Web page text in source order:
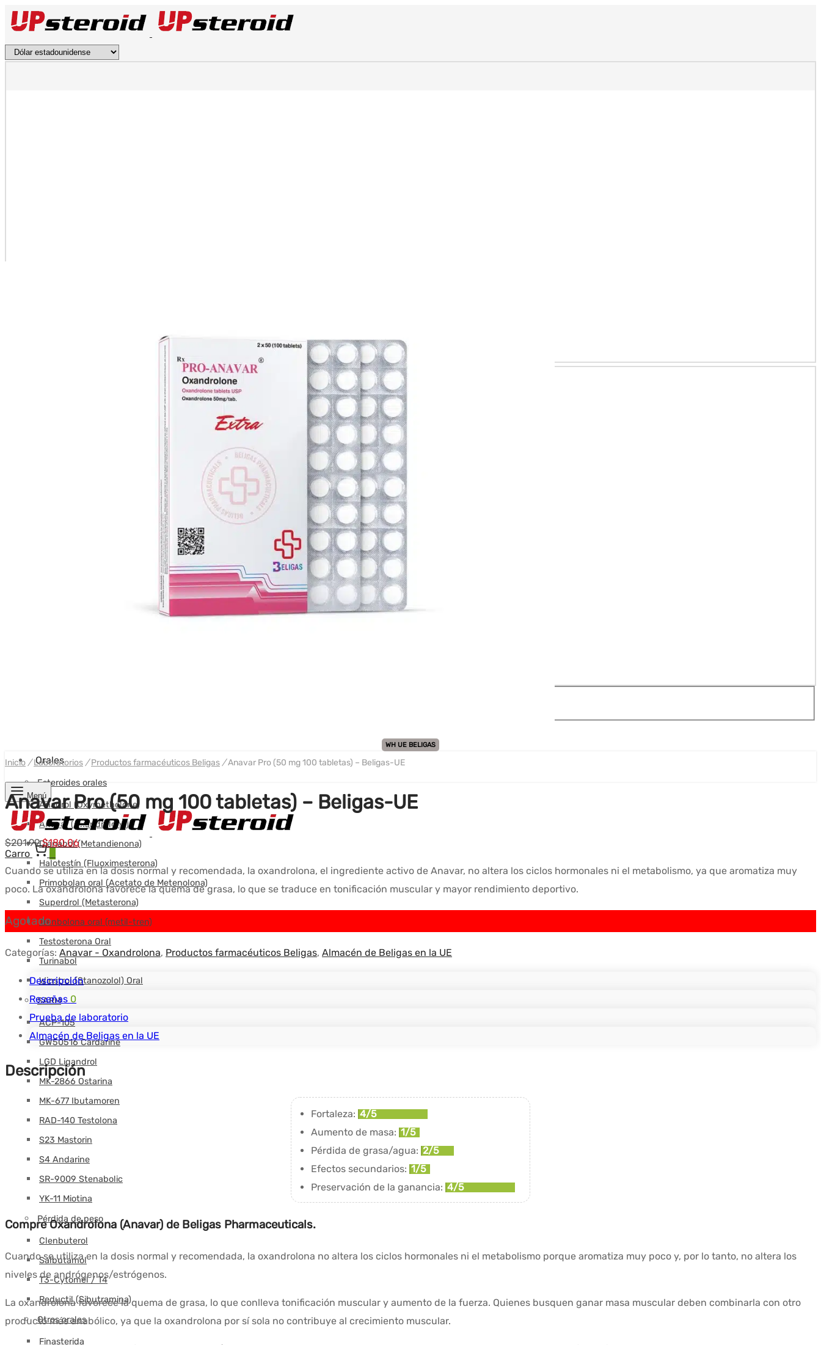
Español
Orales
Esteroides orales
Anadrol (Oxymetholone)
Anavar (Oxandrolona)
Dianabol (Metandienona)
Halotestín (Fluoximesterona)
Primobolan oral (Acetato de Metenolona)
Superdrol (Metasterona)
Trenbolona oral (metil-tren)
Testosterona Oral
Turinabol
Winstrol (Stanozolol) Oral
SARM
ACP-105
GW50516 Cardarine
LGD Ligandrol
MK-2866 Ostarina
MK-677 Ibutamoren
RAD-140 Testolona
S23 Mastorin
S4 Andarine
SR-9009 Stenabolic
YK-11 Miotina
Pérdida de peso
Clenbuterol
Salbutamol
T3-Cytomel / T4
Reductil (Sibutramina)
Otros orales
Finasterida
Menú
Carro
WH UE BELIGAS
Inicio / Laboratorios / Productos farmacéuticos Beligas /Anavar Pro (50 mg 100 tabletas) – Beligas-UE
Anavar Pro (50 mg 100 tabletas) – Beligas-UE
$201.99El
precio
original
era:
$201.99.
$180.06El
precio
actual
es:
$180.06.
Cuando se utiliza en la dosis normal y recomendada, la oxandrolona, el ingrediente activo de Anavar, no altera los ciclos hormonales ni el metabolismo, ya que aromatiza muy
poco. La oxandrolona favorece la quema de grasa, lo que se traduce en tonificación muscular y mayor rendimiento deportivo.
Agotado
Categorías: Anavar - Oxandrolona, Productos farmacéuticos Beligas, Almacén de Beligas en la UE
Descripción
Reseñas 0
Prueba de laboratorio
Almacén de Beligas en la UE
Descripción
Fortaleza: 4/5
Aumento de masa: 1/5
Pérdida de grasa/agua: 2/5
Efectos secundarios: 1/5
Preservación de la ganancia: 4/5
Compre Oxandrolona (Anavar) de Beligas Pharmaceuticals.
Cuando se utiliza en la dosis normal y recomendada, la oxandrolona no altera los ciclos hormonales ni el metabolismo porque aromatiza muy poco y, por lo tanto, no altera los
niveles de andrógenos/estrógenos.
La oxandrolona favorece la quema de grasa, lo que conlleva tonificación muscular y aumento de la fuerza. Quienes busquen ganar masa muscular deben combinarla con otro
producto más anabólico, ya que la oxandrolona por sí sola no contribuye al crecimiento muscular.